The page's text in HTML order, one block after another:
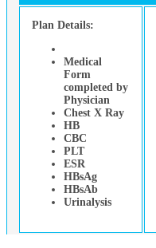
Plan Details:
Medical
Form
completed by
Physician
Chest X Ray
HB
CBC
PLT
ESR
HBsAg
HBsAb
Urinalysis